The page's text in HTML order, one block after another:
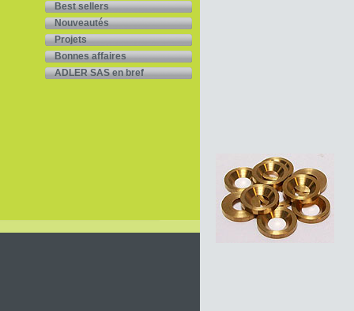
Best sellers
Nouveautés
Projets
Bonnes affaires
ADLER SAS en bref